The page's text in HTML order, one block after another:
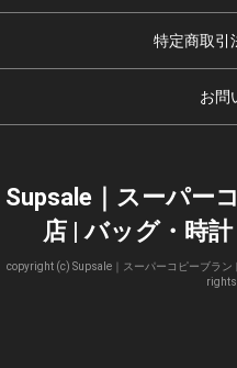
特定商取引
お問
Supsale｜スーパー
店 | バッグ・時計
copyright (c) Supsale｜スーパーコピーブラン
rights